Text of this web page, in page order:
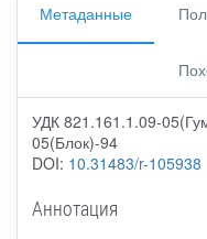
Метаданные
УДК 821.161.1.09-
05(Блок)-94
DOI: 10.31483/r-105938
Аннотация